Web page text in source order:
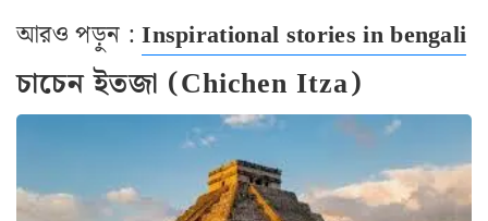
আরও পড়ুন :Inspirational stories in bengali
চাচেন ইতজা (Chichen Itza)